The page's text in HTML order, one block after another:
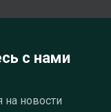
с нами
на новости